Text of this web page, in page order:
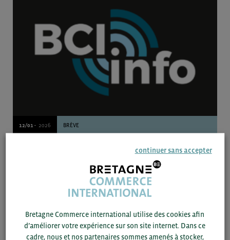
12/01 - 2026 BRÈVE
Union européenne : vers un renforcement des vérifications sur
continuer sans accepter
Bretagne Commerce international utilise des cookies afin
d’améliorer votre expérience sur son site internet. Dans ce
cadre, nous et nos partenaires sommes amenés à stocker,